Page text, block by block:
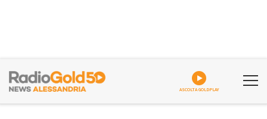
ASCOLTA GOLDPLAY